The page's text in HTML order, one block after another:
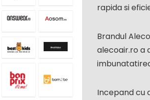
rapida si
Brandul
alecoair.ro a
Incepand cu